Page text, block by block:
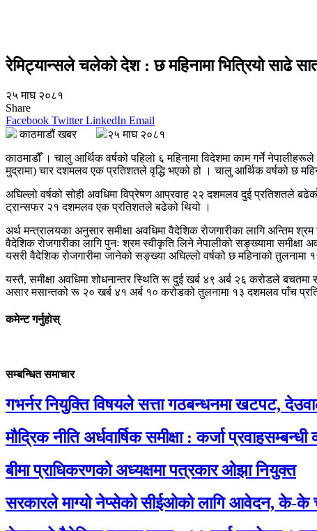
रेमिट्यान्सले चलेको देश : छ महिनामा भित्रियो साढे
२५ माघ २०८१
Share
Facebook Twitter LinkedIn Email
काठमाडौं खबर
२५ माघ २०८१
काठमाडौँ । चालु आर्थिक वर्षको पहिलो ६ महिनामा विदेशमा काम गर्ने
मुद्रामा) चार दशमलव एक प्रतिशतले वृद्धि भएको हो । चालु आर्थिक वर्षको छ
अघिल्लो वर्षको सोही अवधिमा विप्रेषण आप्रवाह २२ दशमलव दुई प्रतिशतले
ट्रान्सफर २१ दशमलव एक प्रतिशतले बढेको थियो ।
अर्थ मन्त्रालयका अनुसार समीक्षा अवधिमा वैदेशिक रोजगारीका लागि
वैदेशिक रोजगारीका लागि पुनः श्रम स्वीकृति लिने नेपालीको सङ्ख्यामा
यसरी वैदेशिक रोजगारीमा जानेको सङ्ख्या अघिल्लो वर्षको छ महिनाको
यस्तै, समीक्षा अवधिमा शोधनान्तर स्थिति रू दुई खर्ब ४९ अर्ब २६ करोडले
असार मसान्तको रू २० खर्ब ४१ अर्ब १० करोडको तुलनामा १३ दशमलव पाँच
कमेन्ट गर्नुहोस्
सम्बन्धित समाचार
गभर्नर नियुक्ति विषयले सत्ता गठबन्धनमा खटपट,
मौद्रिक नीति अर्धवार्षिक समीक्षा : कर्जा
बीमा प्राधिकरणको अध्यक्षमा पत्रकार ओझा नियुक्त
सरकारले माग्यो नेप्सेको सीईओको लागि आवेदन, के-के